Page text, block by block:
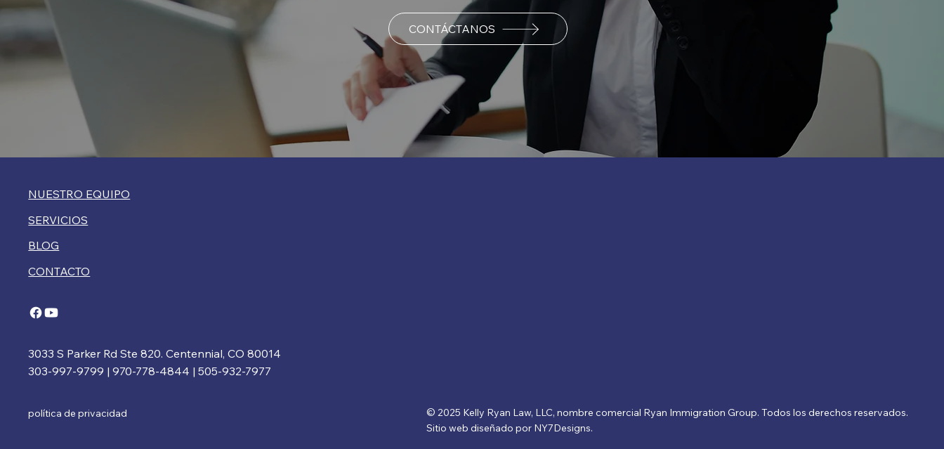
CONTÁCTANOS
NUESTRO EQUIPO
SERVICIOS
BLOG
CONTACTO
3033 S Parker Rd Ste 820. Centennial, CO 80014
303-997-9799 | 970-778-4844 | 505-932-7977
política de privacidad
© 2025 Kelly Ryan Law, LLC, nombre comercial Ryan Immigration Group. Todos los derechos reservados.
Sitio web diseñado por NY7Designs.